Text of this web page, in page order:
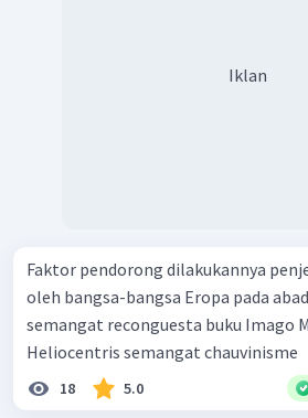
Iklan
Faktor pendorong dilakukannya
oleh bangsa-bangsa Eropa pada abad
semangat reconguesta buku Imago Mundi teori
Heliocentris semangat chauvinisme
18 5.0